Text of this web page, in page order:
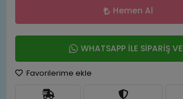
Hemen Al
WHATSAPP İLE SİPARİŞ
Favorilerime ekle